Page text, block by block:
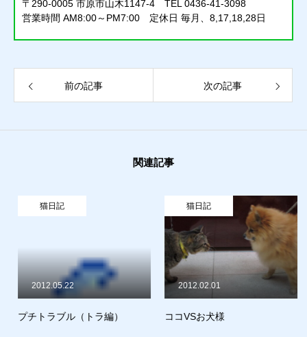
質預かり
買取り
販売
猫日記
〒290-0005 市原市山木1147-4 TEL 0436-41-3098
営業時間 AM8:00～PM7:00 定休日 毎月、8,17,18,28日
前の記事 次の記事
関連記事
猫日記
プチトラブル（トラ編）
2012.05.22
猫日記
ココVSお犬様
2012.02.01